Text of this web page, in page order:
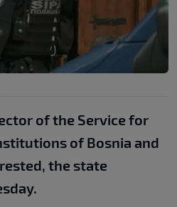
of the Service for
of Bosnia and
the state